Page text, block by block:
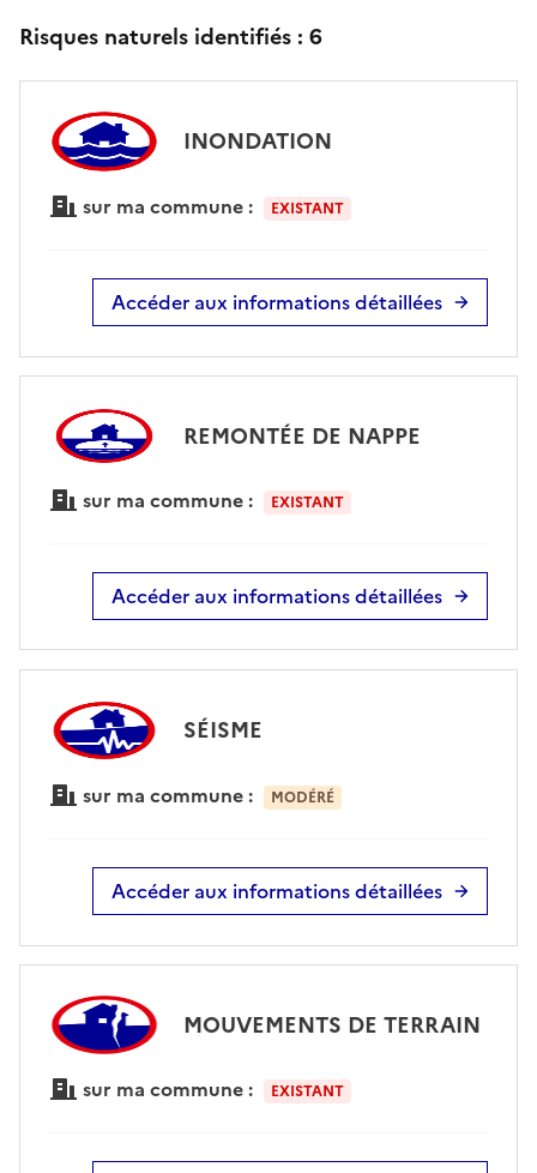
Risques naturels identifiés : 6
INONDATION
sur ma commune : EXISTANT
Accéder aux informations détaillées
REMONTÉE DE NAPPE
sur ma commune : EXISTANT
Accéder aux informations détaillées
SÉISME
sur ma commune : MODÉRÉ
Accéder aux informations détaillées
MOUVEMENTS DE TERRAIN
sur ma commune : EXISTANT